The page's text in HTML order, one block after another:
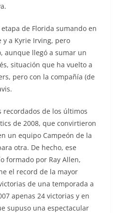
de Florida sumando en
y a Kyrie Irving, pero
aunque llegó a sumar un
situación que ha vuelto a
pero con la compañía (de
recordados de los últimos
de 2008, que convirtieron
un equipo Campeón de la
otra. De hecho, ese
formado por Ray Allen,
el record de la mayor
de una temporada a
apenas 24 victorias y en
supuso una espectacular